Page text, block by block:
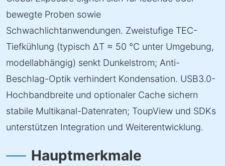
bewegte Proben sowie
Schwachlichtanwendungen. Zweistufige TEC-
Tiefkühlung (typisch ΔT ≈ 50 °C unter Umgebung,
modellabhängig) senkt Dunkelstrom; Anti-
Beschlag-Optik verhindert Kondensation. USB3.0-
Hochbandbreite und optionaler Cache sichern
stabile Multikanal-Datenraten; ToupView und SDKs
unterstützen Integration und Weiterentwicklung.
Hauptmerkmale